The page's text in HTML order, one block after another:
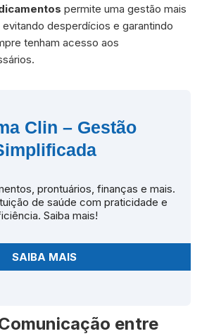
permite uma gestão mais
desperdícios e garantindo
tenham acesso aos
Clin – Gestão
prontuários, finanças e mais.
de saúde com praticidade e
Saiba mais!
SAIBA MAIS
entre